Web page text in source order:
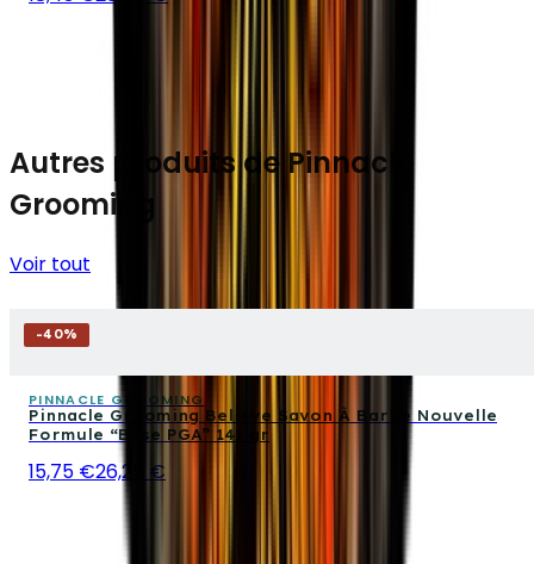
Autres produits de Pinnacle
Grooming
Voir tout
-40%
PINNACLE GROOMING
Pinnacle Grooming Believe Savon À Barbe Nouvelle
Formule “Base PGA” 141 gr
15,75 €26,25 €